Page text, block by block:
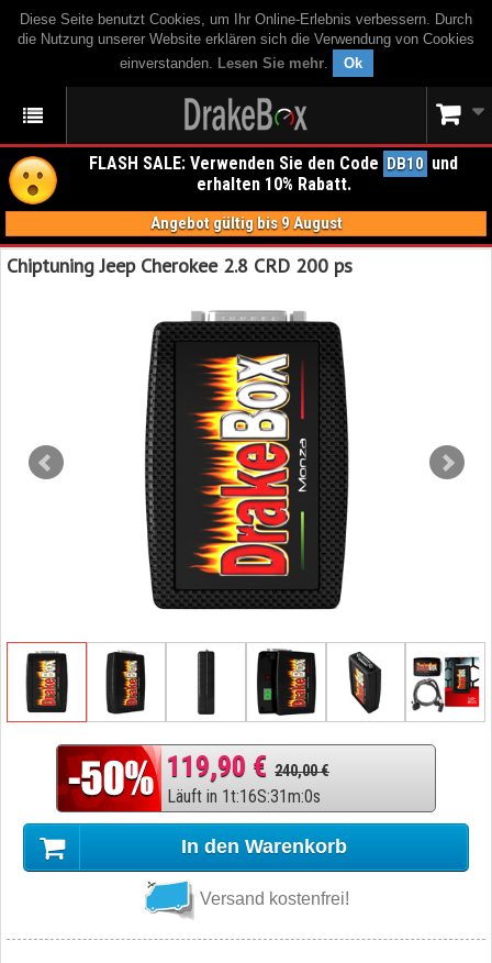
Diese Seite benutzt Cookies, um Ihr Online-Erlebnis verbessern. Durch
die Nutzung unserer Website erklären sich die Verwendung von Cookies
einverstanden. Lesen Sie mehr. Ok
FLASH SALE: Verwenden Sie den Code DB10 und
erhalten 10% Rabatt.
Angebot gültig bis 9 August
Chiptuning Jeep Cherokee 2.8 CRD 200 ps
119,90 € 240,00 €
Läuft in 1t:16S:30m:59
In den Warenkorb
Versand kostenfrei!